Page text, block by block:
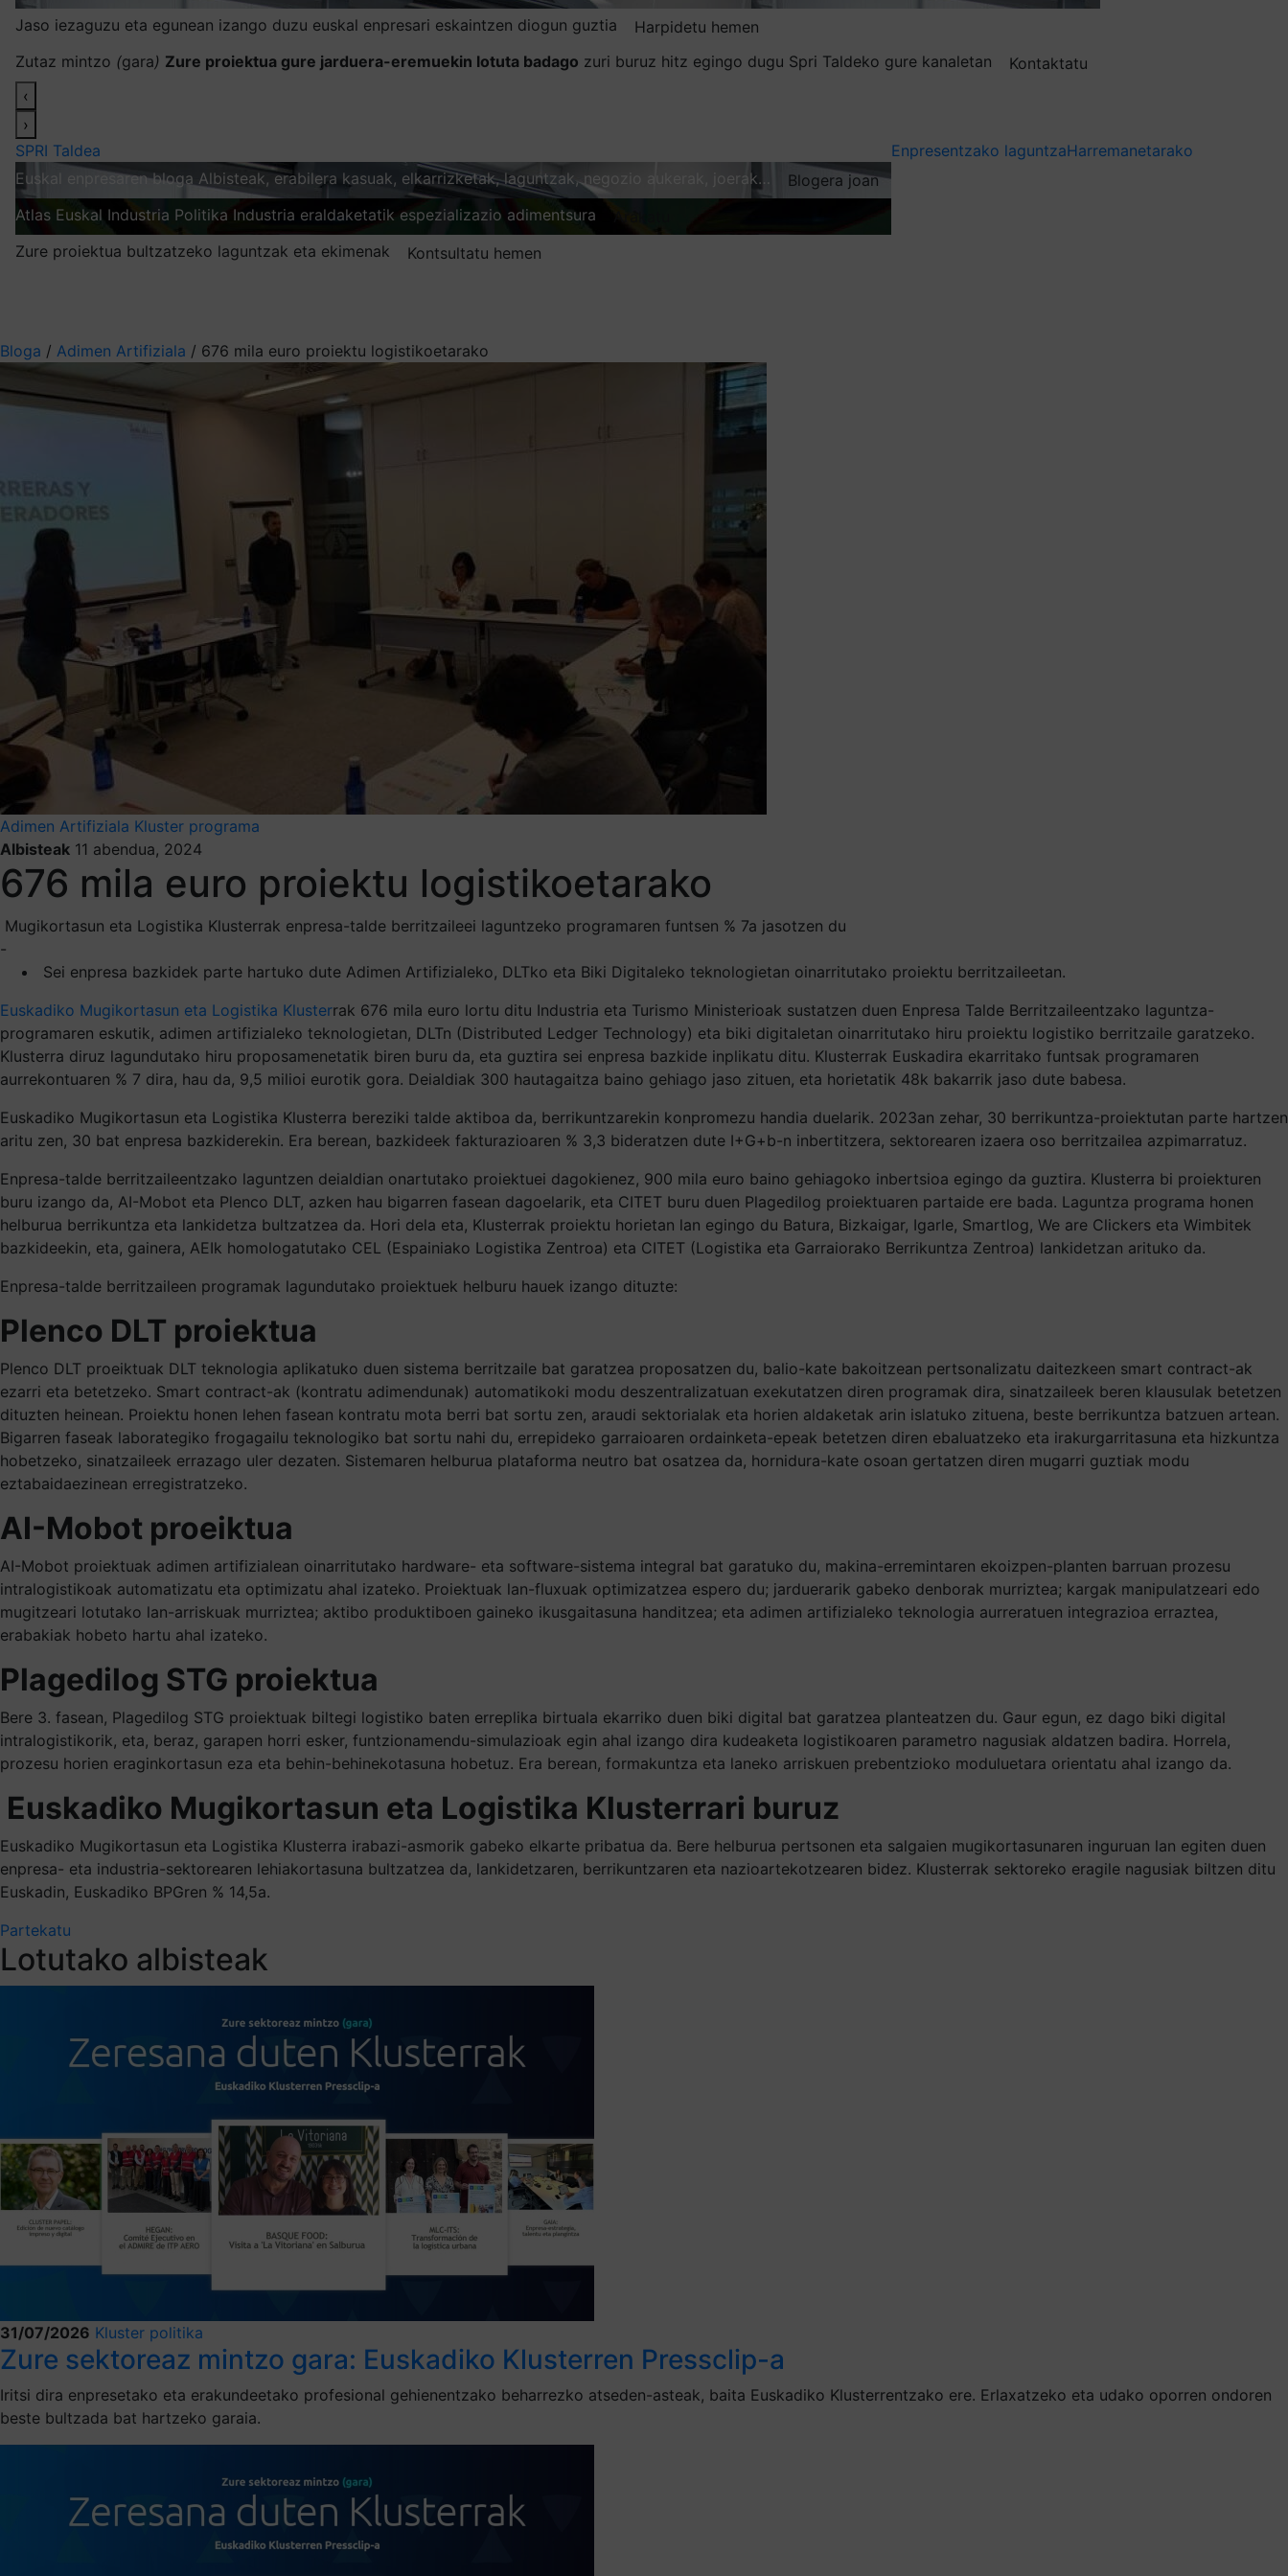
Jaso iezaguzu eta egunean izango duzu euskal enpresari eskaintzen diogun guztia
Harpidetu hemen
Zutaz mintzo (gara) Zure proiektua gure jarduera-eremuekin lotuta badago zuri buruz hitz egingo dugu Spri Taldeko gure kanaletan
Kontaktatu
‹
›
SPRI Taldea
Euskal enpresaren bloga Albisteak, erabilera kasuak, elkarrizketak, laguntzak, negozio aukerak, joerak…
Blogera joan
Atlas Euskal Industria Politika Industria eraldaketatik espezializazio adimentsura
Zure proiektua bultzatzeko laguntzak eta ekimenak
Kontsultatu hemen
Enpresentzako laguntzaHarremanetarako
Bloga / Adimen Artifiziala / 676 mila euro proiektu logistikoetarako
Adimen Artifiziala Kluster programa
Albisteak 11 abendua, 2024
676 mila euro proiektu logistikoetarako
Mugikortasun eta Logistika Klusterrak enpresa-talde berritzaileei laguntzeko programaren funtsen % 7a jasotzen du
-
Sei enpresa bazkidek parte hartuko dute Adimen Artifizialeko, DLTko eta Biki Digitaleko teknologietan oinarritutako proiektu berritzaileetan.
Euskadiko Mugikortasun eta Logistika Klusterrak 676 mila euro lortu ditu Industria eta Turismo Ministerioak sustatzen duen Enpresa Talde Berritzaileentzako laguntza-
programaren eskutik, adimen artifizialeko teknologietan, DLTn (Distributed Ledger Technology) eta biki digitaletan oinarritutako hiru proiektu logistiko berritzaile garatzeko.
Klusterra diruz lagundutako hiru proposamenetatik biren buru da, eta guztira sei enpresa bazkide inplikatu ditu. Klusterrak Euskadira ekarritako funtsak programaren
aurrekontuaren % 7 dira, hau da, 9,5 milioi eurotik gora. Deialdiak 300 hautagaitza baino gehiago jaso zituen, eta horietatik 48k bakarrik jaso dute babesa.
Euskadiko Mugikortasun eta Logistika Klusterra bereziki talde aktiboa da, berrikuntzarekin konpromezu handia duelarik. 2023an zehar, 30 berrikuntza-proiektutan parte hartzen
aritu zen, 30 bat enpresa bazkiderekin. Era berean, bazkideek fakturazioaren % 3,3 bideratzen dute I+G+b-n inbertitzera, sektorearen izaera oso berritzailea azpimarratuz.
Enpresa-talde berritzaileentzako laguntzen deialdian onartutako proiektuei dagokienez, 900 mila euro baino gehiagoko inbertsioa egingo da guztira. Klusterra bi proiekturen
buru izango da, AI-Mobot eta Plenco DLT, azken hau bigarren fasean dagoelarik, eta CITET buru duen Plagedilog proiektuaren partaide ere bada. Laguntza programa honen
helburua berrikuntza eta lankidetza bultzatzea da. Hori dela eta, Klusterrak proiektu horietan lan egingo du Batura, Bizkaigar, Igarle, Smartlog, We are Clickers eta Wimbitek
bazkideekin, eta, gainera, AEIk homologatutako CEL (Espainiako Logistika Zentroa) eta CITET (Logistika eta Garraiorako Berrikuntza Zentroa) lankidetzan arituko da.
Enpresa-talde berritzaileen programak lagundutako proiektuek helburu hauek izango dituzte:
Plenco DLT proiektua
Plenco DLT proeiktuak DLT teknologia aplikatuko duen sistema berritzaile bat garatzea proposatzen du, balio-kate bakoitzean pertsonalizatu daitezkeen smart contract-ak
ezarri eta betetzeko. Smart contract-ak (kontratu adimendunak) automatikoki modu deszentralizatuan exekutatzen diren programak dira, sinatzaileek beren klausulak betetzen
dituzten heinean. Proiektu honen lehen fasean kontratu mota berri bat sortu zen, araudi sektorialak eta horien aldaketak arin islatuko zituena, beste berrikuntza batzuen artean.
Bigarren faseak laborategiko frogagailu teknologiko bat sortu nahi du, errepideko garraioaren ordainketa-epeak betetzen diren ebaluatzeko eta irakurgarritasuna eta hizkuntza
hobetzeko, sinatzaileek errazago uler dezaten. Sistemaren helburua plataforma neutro bat osatzea da, hornidura-kate osoan gertatzen diren mugarri guztiak modu
eztabaidaezinean erregistratzeko.
AI-Mobot proeiktua
AI-Mobot proiektuak adimen artifizialean oinarritutako hardware- eta software-sistema integral bat garatuko du, makina-erremintaren ekoizpen-planten barruan prozesu
intralogistikoak automatizatu eta optimizatu ahal izateko. Proiektuak lan-fluxuak optimizatzea espero du; jarduerarik gabeko denborak murriztea; kargak manipulatzeari edo
mugitzeari lotutako lan-arriskuak murriztea; aktibo produktiboen gaineko ikusgaitasuna handitzea; eta adimen artifizialeko teknologia aurreratuen integrazioa erraztea,
erabakiak hobeto hartu ahal izateko.
Plagedilog STG proiektua
Bere 3. fasean, Plagedilog STG proiektuak biltegi logistiko baten erreplika birtuala ekarriko duen biki digital bat garatzea planteatzen du. Gaur egun, ez dago biki digital
intralogistikorik, eta, beraz, garapen horri esker, funtzionamendu-simulazioak egin ahal izango dira kudeaketa logistikoaren parametro nagusiak aldatzen badira. Horrela,
prozesu horien eraginkortasun eza eta behin-behinekotasuna hobetuz. Era berean, formakuntza eta laneko arriskuen prebentzioko moduluetara orientatu ahal izango da.
Euskadiko Mugikortasun eta Logistika Klusterrari buruz
Euskadiko Mugikortasun eta Logistika Klusterra irabazi-asmorik gabeko elkarte pribatua da. Bere helburua pertsonen eta salgaien mugikortasunaren inguruan lan egiten duen
enpresa- eta industria-sektorearen lehiakortasuna bultzatzea da, lankidetzaren, berrikuntzaren eta nazioartekotzearen bidez. Klusterrak sektoreko eragile nagusiak biltzen ditu
Euskadin, Euskadiko BPGren % 14,5a.
Partekatu
Lotutako albisteak
31/07/2026 Kluster politika
Zure sektoreaz mintzo gara: Euskadiko Klusterren Pressclip-a
Iritsi dira enpresetako eta erakundeetako profesional gehienentzako beharrezko atseden-asteak, baita Euskadiko Klusterrentzako ere. Erlaxatzeko eta udako oporren ondoren
beste bultzada bat hartzeko garaia.